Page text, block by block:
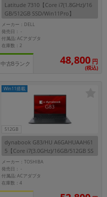
Latitude 7310【Core i7(1.8GHz)/16
GB/512GB SSD/Win11Pro】
メーカー：DELL
発売日：-
付属品: ACアダプタ
在庫数：2
中古Bランク 48,800 円
(税込)
512GB
Win11搭載
dynabook G83/HU A6GAHUAAH61
5【Core i7(3.0GHz)/16GB/512GB SS
D/Win11Pro】
メーカー：TOSHIBA
発売日：-
付属品: ACアダプタ
在庫数：4